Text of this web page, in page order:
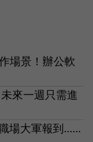
場景！辦公軟
來一週只需進
場大軍報到……